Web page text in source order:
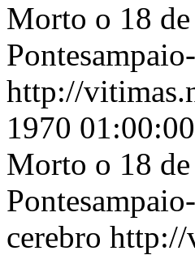
Morto o 18
http://
1970
Morto o 18
cerebro http://